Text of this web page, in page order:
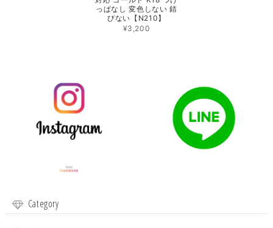
っぱなし 変色しない 錆
びない【N210】
¥3,200
Category